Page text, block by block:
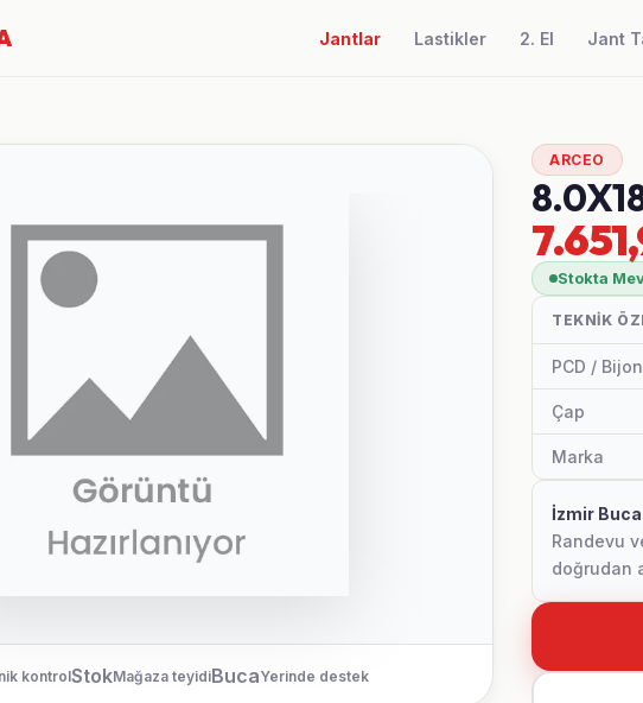
Jantlar Lastikler 2. El Jant
kontrolStokMağaza teyidiBucaYerinde destek
ARCEO
Stokta
TEKNIK
PCD / Bijon
Çap
Marka
İzmir Buca
Randevu
doğrudan